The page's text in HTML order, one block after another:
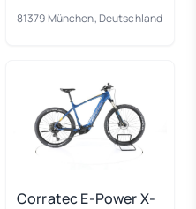
81379 München, Deutschland
Corratec E-Power X-